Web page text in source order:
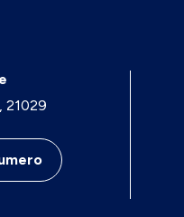
21029